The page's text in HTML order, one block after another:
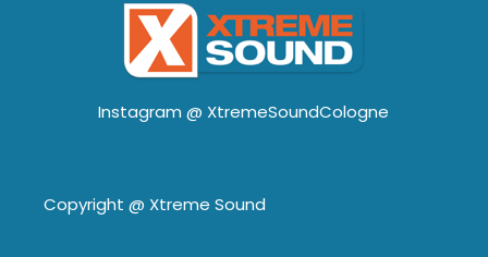
Instagram @ XtremeSoundCologne
Copyright @ Xtreme Sound